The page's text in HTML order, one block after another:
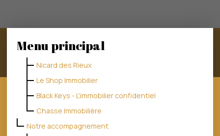
Menu principal
Nicard des Rieux
Le Shop Immobilier
Black Keys - L'immobilier confidentiel
Chasse Immobilière
Notre accompagnement